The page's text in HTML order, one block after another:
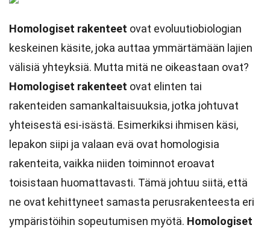
Homologiset rakenteet ovat evoluutiobiologian
keskeinen käsite, joka auttaa ymmärtämään lajien
välisiä yhteyksiä. Mutta mitä ne oikeastaan ovat?
Homologiset rakenteet ovat elinten tai
rakenteiden samankaltaisuuksia, jotka johtuvat
yhteisestä esi-isästä. Esimerkiksi ihmisen käsi,
lepakon siipi ja valaan evä ovat homologisia
rakenteita, vaikka niiden toiminnot eroavat
toisistaan huomattavasti. Tämä johtuu siitä, että
ne ovat kehittyneet samasta perusrakenteesta eri
ympäristöihin sopeutumisen myötä. Homologiset